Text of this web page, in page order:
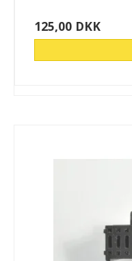
125,00 DKK